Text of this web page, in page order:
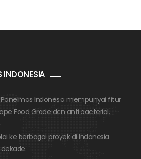
INDONESIA
Panelmas Indonesia mempunyai fitur
Food Grade dan anti bacterial.
ke berbagai proyek di Indonesia